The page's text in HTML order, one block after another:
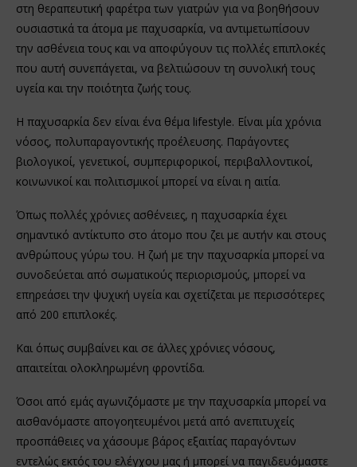
στη θεραπευτική φαρέτρα των γιατρών για να βοηθήσουν
ουσιαστικά τα άτομα με παχυσαρκία, να αντιμετωπίσουν
την ασθένεια τους και να αποφύγουν τις πολλές επιπλοκές
που αυτή συνεπάγεται, να βελτιώσουν τη συνολική τους
υγεία και την ποιότητα ζωής τους.
Η παχυσαρκία δεν είναι ένα θέμα lifestyle. Είναι μία χρόνια
νόσος, πολυπαραγοντικής προέλευσης. Παράγοντες
βιολογικοί, γενετικοί, συμπεριφορικοί, περιβαλλοντικοί,
κοινωνικοί και πολιτισμικοί μπορεί να είναι η αιτία.
Όπως πολλές χρόνιες ασθένειες, η παχυσαρκία έχει
σημαντικό αντίκτυπο στο άτομο που ζει με αυτήν και στους
ανθρώπους γύρω του. Η ζωή με την παχυσαρκία μπορεί να
συνοδεύεται από σωματικούς περιορισμούς, μπορεί να
επηρεάσει την ψυχική υγεία και σχετίζεται με περισσότερες
από 200 επιπλοκές.
Και όπως συμβαίνει και σε άλλες χρόνιες νόσους,
απαιτείται ολοκληρωμένη φροντίδα.
Όσοι από εμάς αγωνιζόμαστε με την παχυσαρκία μπορεί να
αισθανόμαστε απογοητευμένοι μετά από ανεπιτυχείς
προσπάθειες να χάσουμε βάρος εξαιτίας παραγόντων
εντελώς εκτός του ελέγχου μας ή μπορεί να παγιδευόμαστε